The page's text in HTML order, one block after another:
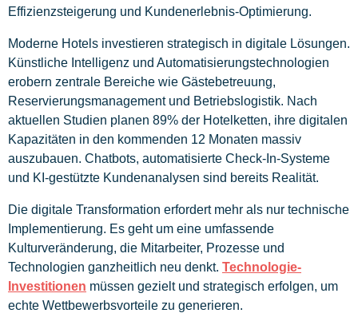
Effizienzsteigerung und Kundenerlebnis-Optimierung.
Moderne Hotels investieren strategisch in digitale Lösungen.
Künstliche Intelligenz und Automatisierungstechnologien
erobern zentrale Bereiche wie Gästebetreuung,
Reservierungsmanagement und Betriebslogistik. Nach
aktuellen Studien planen 89% der Hotelketten, ihre digitalen
Kapazitäten in den kommenden 12 Monaten massiv
auszubauen. Chatbots, automatisierte Check-In-Systeme
und KI-gestützte Kundenanalysen sind bereits Realität.
Die digitale Transformation erfordert mehr als nur technische
Implementierung. Es geht um eine umfassende
Kulturveränderung, die Mitarbeiter, Prozesse und
Technologien ganzheitlich neu denkt. Technologie-
Investitionen müssen gezielt und strategisch erfolgen, um
echte Wettbewerbsvorteile zu generieren.